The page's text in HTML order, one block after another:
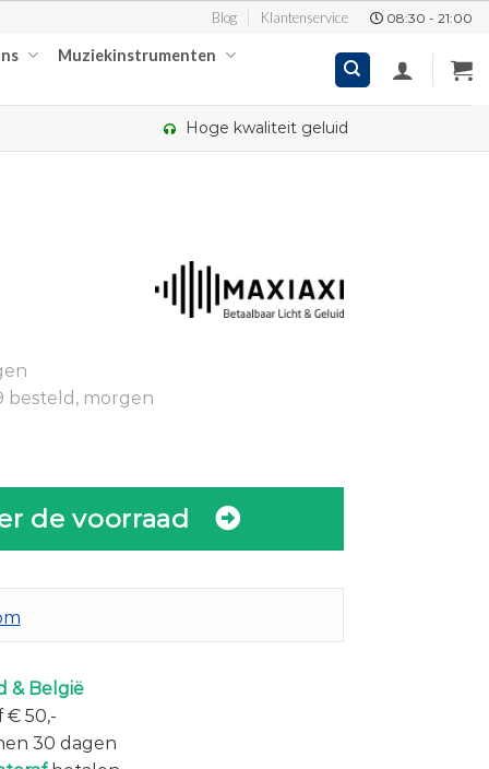
Blog Klantenservice 08:30 - 21:00
Muziekinstrumenten
Hoge kwaliteit geluid
besteld, morgen
de voorraad
& België
50,-
30 dagen